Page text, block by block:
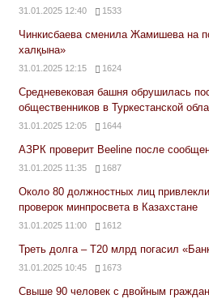
31.01.2025 12:40 1533
Чинкисбаева сменила Жамишева на
халқына»
31.01.2025 12:15 1624
Средневековая башня обрушилась
общественников в Туркестанской
31.01.2025 12:05 1644
АЗРК проверит Beeline после
31.01.2025 11:35 1687
Около 80 должностных лиц привлекли
проверок минпросвета в Казахстане
31.01.2025 11:00 1612
Треть долга – Т20 млрд погасил
31.01.2025 10:45 1673
Свыше 90 человек с двойным